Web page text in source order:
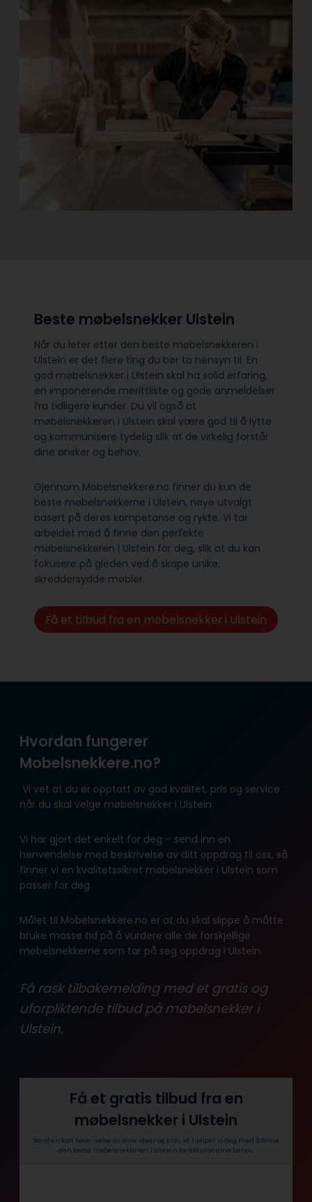
Beste møbelsnekker Ulstein
Når du leter etter den beste møbelsnekkeren i
Ulstein er det flere ting du bør ta hensyn til. En
god møbelsnekker i Ulstein skal ha solid erfaring,
en imponerende merittliste og gode anmeldelser
fra tidligere kunder. Du vil også at
møbelsnekkeren i Ulstein skal være god til å lytte
og kommunisere tydelig slik at de virkelig forstår
dine ønsker og behov.
Gjennom Mobelsnekkere.no finner du kun de
beste møbelsnekkerne i Ulstein, nøye utvalgt
basert på deres kompetanse og rykte. Vi tar
arbeidet med å finne den perfekte
møbelsnekkeren i Ulstein for deg, slik at du kan
fokusere på gleden ved å skape unike,
skreddersydde møbler.
Få et tilbud fra en møbelsnekker i Ulstein
Hvordan fungerer
Mobelsnekkere.no?
Vi vet at du er opptatt av god kvalitet, pris og service
når du skal velge møbelsnekker i Ulstein.
Vi har gjort det enkelt for deg – send inn en
henvendelse med beskrivelse av ditt oppdrag til oss, så
finner vi en kvalitetssikret møbelsnekker i Ulstein som
passer for deg.
Målet til Mobelsnekkere.no er at du skal slippe å måtte
bruke masse tid på å vurdere alle de forskjellige
møbelsnekkerne som tar på seg oppdrag i Ulstein.
Få rask tilbakemelding med et gratis og
uforpliktende tilbud på møbelsnekker i
Ulstein.
Få et gratis tilbud fra en
møbelsnekker i Ulstein
Send en kort beskrivelse av dine ideer og krav, så hjelper vi deg med å finne
den beste møbelsnekkeren i Ulstein for akkurat dine behov.